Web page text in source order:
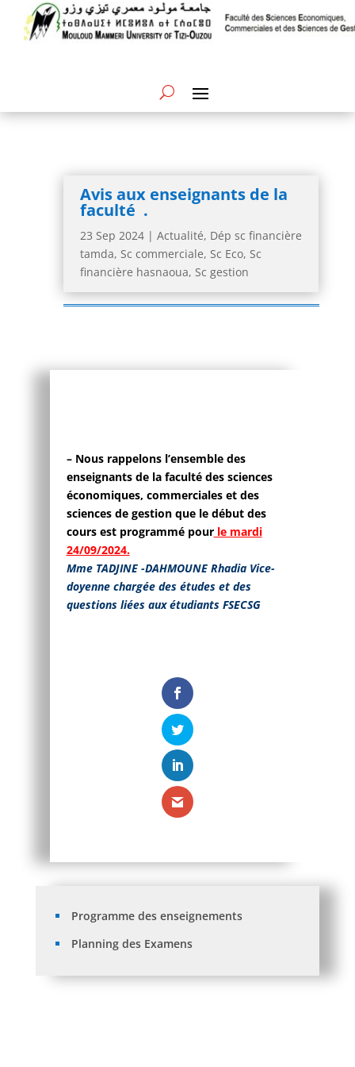
Avis aux enseignants de la
faculté .
23 Sep 2024| Actualité, Dép sc financière
tamda, Sc commerciale, Sc Eco, Sc
financière hasnaoua, Sc gestion
– Nous rappelons l’ensemble des
enseignants de la faculté des sciences
économiques, commerciales et des
sciences de gestion que le début des
cours est programmé pourle mardi
24/09/2024.
Mme TADJINE -DAHMOUNE Rhadia Vice-
doyenne chargée des études et des
questions liées aux étudiants FSECSG
Programme des enseignements
Planning des Examens